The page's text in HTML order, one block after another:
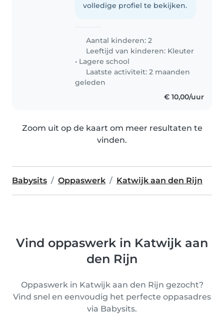
volledige profiel te bekijken.
Aantal kinderen: 2
Leeftijd van kinderen: Kleuter
• Lagere school
Laatste activiteit: 2 maanden
geleden
€ 10,00/uur
Zoom uit op de kaart om meer resultaten te
vinden.
Babysits Oppaswerk Katwijk aan den Rijn
Vind oppaswerk in Katwijk aan
den Rijn
Oppaswerk in Katwijk aan den Rijn gezocht?
Vind snel en eenvoudig het perfecte oppasadres
via Babysits.